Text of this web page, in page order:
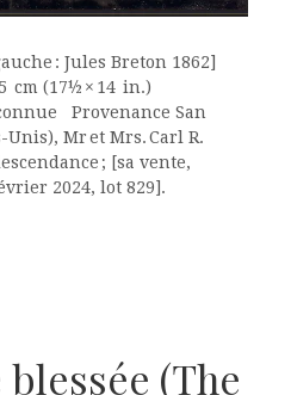
: Jules Breton 1862]
cm (17½ × 14 in.)
Provenance San
Mr et Mrs. Carl R.
; [sa vente,
2024, lot 829].
(The